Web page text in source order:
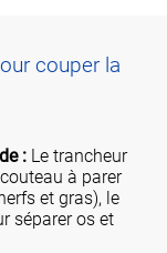
couper la
: Le trancheur
à parer
et gras), le
séparer os et